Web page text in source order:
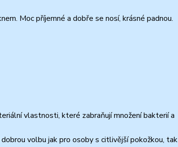
Moc příjemné a dobře se nosí, krásné padnou.
vlastnosti, které zabraňují množení bakterií a
volbu jak pro osoby s citlivější pokožkou, tak